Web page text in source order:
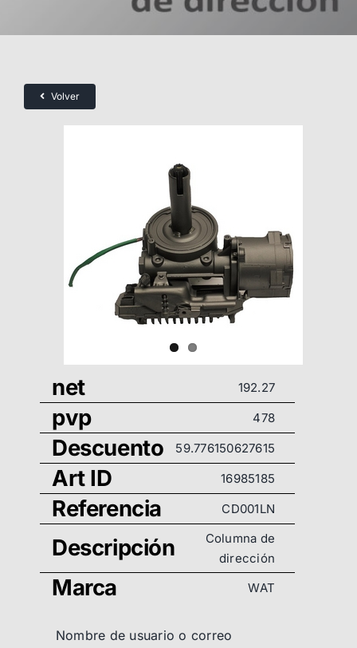
Volver
net 192.27
pvp 478
Descuento 59.776150627615
Art ID 16985185
Referencia CD001LN
Descripción
Columna de
dirección
Marca WAT
Nombre de usuario o correo